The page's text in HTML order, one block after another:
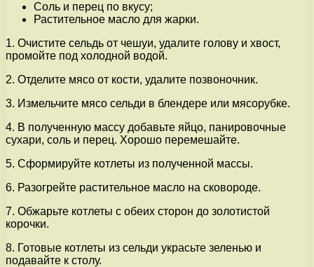
Соль и перец по вкусу;
Растительное масло для жарки.
1. Очистите сельдь от чешуи, удалите голову и хвост,
промойте под холодной водой.
2. Отделите мясо от кости, удалите позвоночник.
3. Измельчите мясо сельди в блендере или мясорубке.
4. В полученную массу добавьте яйцо, панировочные
сухари, соль и перец. Хорошо перемешайте.
5. Сформируйте котлеты из полученной массы.
6. Разогрейте растительное масло на сковороде.
7. Обжарьте котлеты с обеих сторон до золотистой
корочки.
8. Готовые котлеты из сельди украсьте зеленью и
подавайте к столу.